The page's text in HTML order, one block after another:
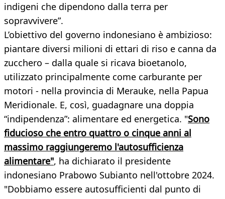
indigeni che dipendono dalla terra per
sopravvivere”.
L’obiettivo del governo indonesiano è ambizioso:
piantare diversi milioni di ettari di riso e canna da
zucchero – dalla quale si ricava bioetanolo,
utilizzato principalmente come carburante per
motori - nella provincia di Merauke, nella Papua
Meridionale. E, così, guadagnare una doppia
“indipendenza”: alimentare ed energetica. "Sono
fiducioso che entro quattro o cinque anni al
massimo raggiungeremo l'autosufficienza
alimentare", ha dichiarato il presidente
indonesiano Prabowo Subianto nell'ottobre 2024.
"Dobbiamo essere autosufficienti dal punto di